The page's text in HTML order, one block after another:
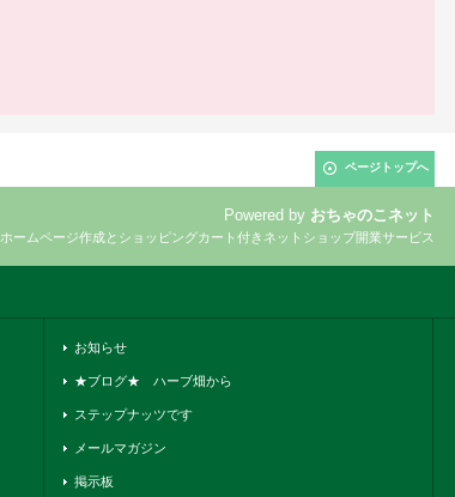
ページトップへ
Powered by おちゃのこネット
ホームページ作成とショッピングカート付きネットショップ開業サービス
お知らせ
★ブログ★ ハーブ畑から
ステップナッツです
メールマガジン
掲示板